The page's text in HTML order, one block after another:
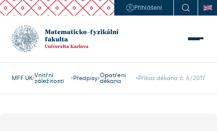
Přihlášení
MFF UK Vnitřní
záležitosti
Předpisy Opatření
děkana
Příkaz děkana č. 6/2017